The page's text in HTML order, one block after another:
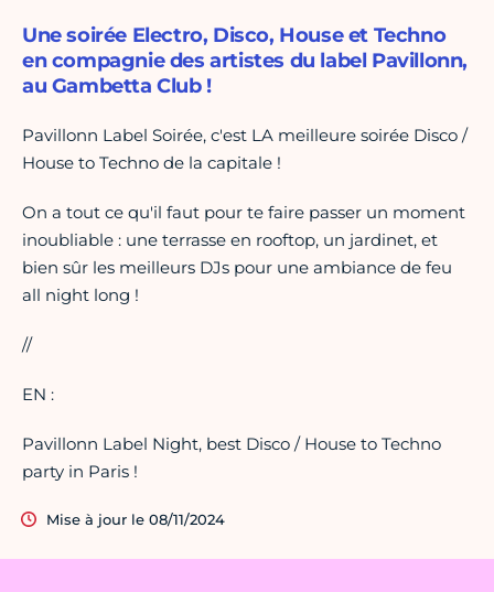
Une soirée Electro, Disco, House et Techno
en compagnie des artistes du label Pavillonn,
au Gambetta Club !
Pavillonn Label Soirée, c'est LA meilleure soirée Disco /
House to Techno de la capitale !
On a tout ce qu'il faut pour te faire passer un moment
inoubliable : une terrasse en rooftop, un jardinet, et
bien sûr les meilleurs DJs pour une ambiance de feu
all night long !
//
EN :
Pavillonn Label Night, best Disco / House to Techno
party in Paris !
Mise à jour le 08/11/2024